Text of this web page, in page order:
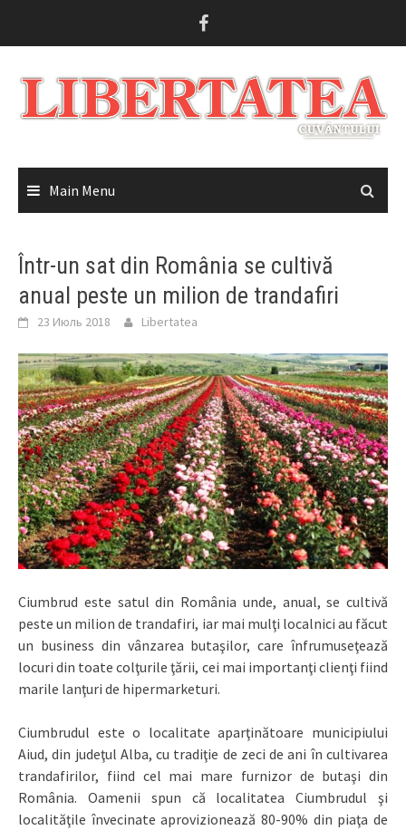
Main Menu
Într-un sat din România se cultivă
anual peste un milion de trandafiri
23 Июль 2018 Libertatea
Ciumbrud este satul din România unde, anual, se cultivă
peste un milion de trandafiri, iar mai mulţi localnici au făcut
un business din vânzarea butaşilor, care înfrumuseţează
locuri din toate colţurile ţării, cei mai importanţi clienţi fiind
marile lanţuri de hipermarketuri.
Ciumbrudul este o localitate aparţinătoare municipiului
Aiud, din judeţul Alba, cu tradiţie de zeci de ani în cultivarea
trandafirilor, fiind cel mai mare furnizor de butaşi din
România. Oamenii spun că localitatea Ciumbrudul şi
localităţile învecinate aprovizionează 80-90% din piaţa de